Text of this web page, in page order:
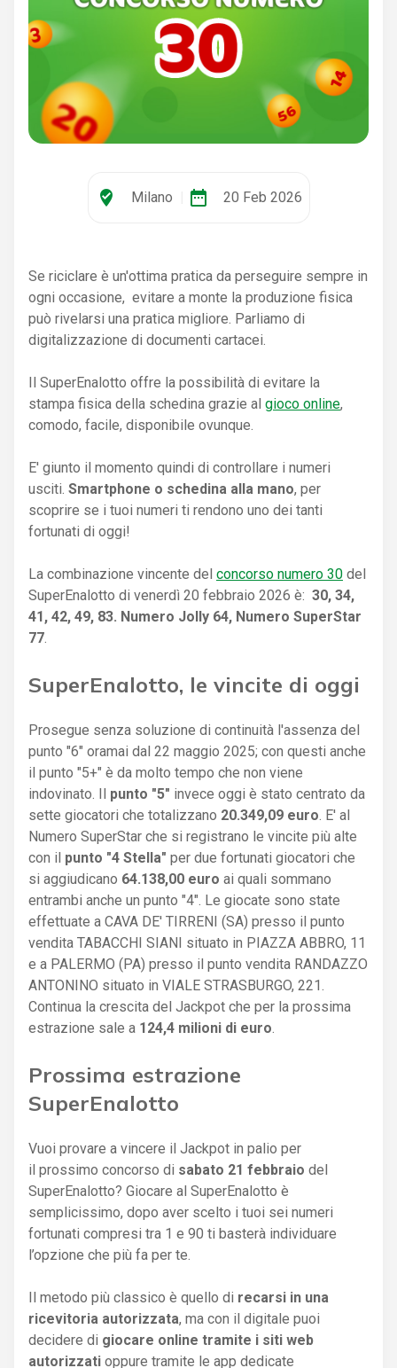
where_to_vote Milano date_range 20 Feb 2026
Se riciclare è un'ottima pratica da perseguire sempre in
ogni occasione, evitare a monte la produzione fisica
può rivelarsi una pratica migliore. Parliamo di
digitalizzazione di documenti cartacei.
Il SuperEnalotto offre la possibilità di evitare la
stampa fisica della schedina grazie al gioco online,
comodo, facile, disponibile ovunque.
E' giunto il momento quindi di controllare i numeri
usciti. Smartphone o schedina alla mano, per
scoprire se i tuoi numeri ti rendono uno dei tanti
fortunati di oggi!
La combinazione vincente del concorso numero 30 del
SuperEnalotto di venerdì 20 febbraio 2026 è: 30, 34,
41, 42, 49, 83. Numero Jolly 64, Numero SuperStar
77
SuperEnalotto, le vincite di oggi
Prosegue senza soluzione di continuità l'assenza del
punto "6" oramai dal 22 maggio 2025; con questi anche
il punto "5+" è da molto tempo che non viene
indovinato. Il punto "5" invece oggi è stato centrato da
sette giocatori che totalizzano 20.349,09 euro . E' al
Numero SuperStar che si registrano le vincite più alte
con il punto "4 Stella" per due fortunati giocatori che
si aggiudicano 64.138,00 euro ai quali sommano
entrambi anche un punto "4". Le giocate sono state
effettuate a CAVA DE' TIRRENI (SA) presso il punto
vendita TABACCHI SIANI situato in PIAZZA ABBRO, 11
e a PALERMO (PA) presso il punto vendita RANDAZZO
ANTONINO situato in VIALE STRASBURGO, 221.
Continua la crescita del Jackpot che per la prossima
estrazione sale a 124,4 milioni di euro
Prossima estrazione
SuperEnalotto
Vuoi provare a vincere il Jackpot in palio per
il prossimo concorso di sabato 21 febbraio del
SuperEnalotto? Giocare al SuperEnalotto è
semplicissimo, dopo aver scelto i tuoi sei numeri
fortunati compresi tra 1 e 90 ti basterà individuare
l’opzione che più fa per te.
Il metodo più classico è quello di recarsi in una
ricevitoria autorizzata, ma con il digitale puoi
decidere di giocare online tramite i siti web
autorizzati oppure tramite le app dedicate